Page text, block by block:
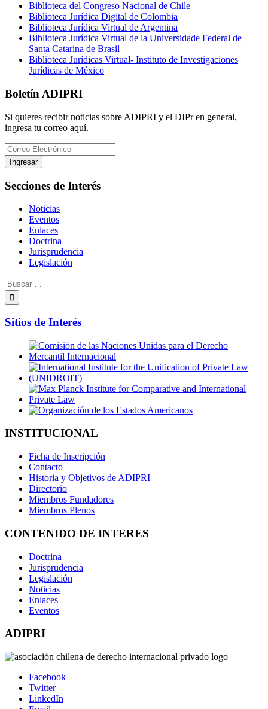
Biblioteca del Congreso Nacional de Chile
Biblioteca Jurídica Digital de Colombia
Biblioteca Jurídica Virtual de Argentina
Biblioteca Jurídica Virtual de la Universidade Federal de
Santa Catarina de Brasil
Biblioteca Jurídicas Virtual- Instituto de Investigaciones
Jurídicas de México
Boletín ADIPRI
Si quieres recibir noticias sobre ADIPRI y el DIPr en general,
ingresa tu correo aquí.
Secciones de Interés
Noticias
Eventos
Enlaces
Doctrina
Jurisprudencia
Legislación
Sitios de Interés
INSTITUCIONAL
Ficha de Inscripción
Contacto
Historia y Objetivos de ADIPRI
Directorio
Miembros Fundadores
Miembros Plenos
CONTENIDO DE INTERES
Doctrina
Jurisprudencia
Legislación
Noticias
Enlaces
Eventos
ADIPRI
Facebook
Twitter
LinkedIn